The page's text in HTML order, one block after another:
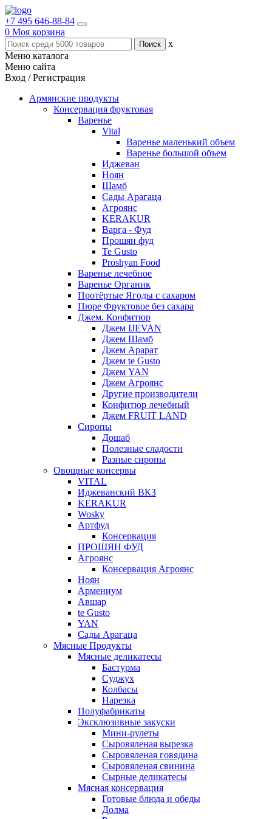
+7 495 646-88-84
0 Моя корзина
x
Меню каталога
Меню сайта
Вход / Регистрация
Армянские продукты
Консервация фруктовая
Варенье
Vital
Варенье маленький объем
Варенье большой объем
Иджеван
Ноян
Шамб
Сады Арагаца
Агроянс
KERAKUR
Варга - Фуд
Прошян фуд
Te Gusto
Proshyan Food
Варенье лечебное
Варенье Органик
Протёртые Ягоды с сахаром
Пюре Фруктовое без сахара
Джем. Конфитюр
Джем IJEVAN
Джем Шамб
Джем Арарат
Джем te Gusto
Джем YAN
Джем Агроянс
Другие производители
Конфитюр лечебный
Джем FRUIT LAND
Сиропы
Дошаб
Полезные сладости
Разные сиропы
Овощные консервы
VITAL
Иджеванский ВКЗ
KERAKUR
Wosky
Артфуд
Консервация
ПРОШЯН ФУД
Агроянс
Консервация Агроянс
Ноян
Армениум
Авшар
te Gusto
YAN
Сады Арагаца
Мясные Продукты
Мясные деликатесы
Бастурма
Суджух
Колбасы
Нарезка
Полуфабрикаты
Эксклюзивные закуски
Мини-рулеты
Сыровяленая вырезка
Сыровяленая говядина
Сыровяленая свинина
Сырные деликатесы
Мясная консервация
Готовые блюда и обеды
Долма